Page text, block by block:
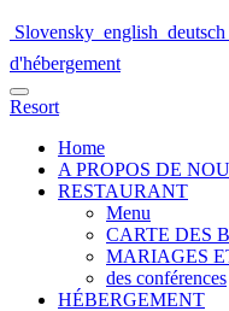
Slovensky english deutsch
d'hébergement
Resort
Home
A PROPOS DE
RESTAURANT
Menu
CARTE DES
MARIAGES
des conférences
HÉBERGEMENT